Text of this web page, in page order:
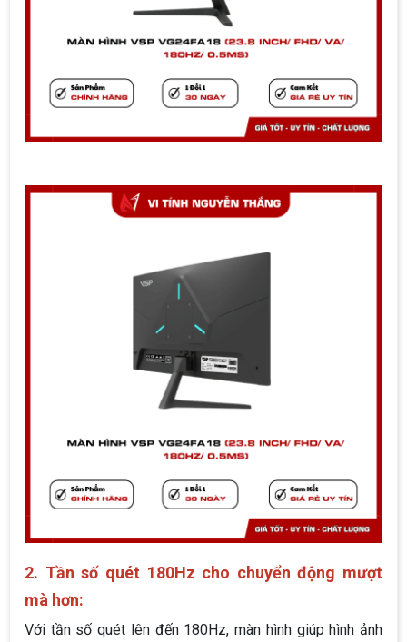
2. Tần số quét 180Hz cho chuyển động mượt
mà hơn:
Với tần số quét lên đến 180Hz, màn hình giúp hình ảnh